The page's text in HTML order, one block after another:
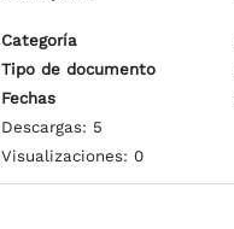
Categoría
Tipo de documento
Fechas
Descargas: 5
Visualizaciones: 0